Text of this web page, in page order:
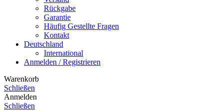
Rückgabe
Garantie
Häufig Gestellte Fragen
Kontakt
Deutschland
International
Anmelden / Registrieren
Warenkorb
Schließen
Anmelden
Schließen